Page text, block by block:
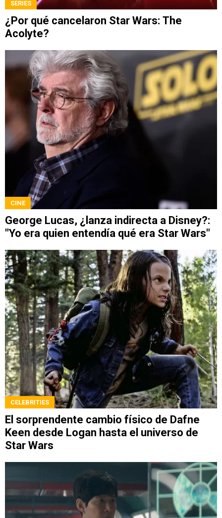
SERIES
¿Por qué cancelaron Star Wars: The
Acolyte?
CINE
George Lucas, ¿lanza indirecta a Disney?:
"Yo era quien entendía qué era Star Wars"
CELEBRITIES
El sorprendente cambio físico de Dafne
Keen desde Logan hasta el universo de
Star Wars